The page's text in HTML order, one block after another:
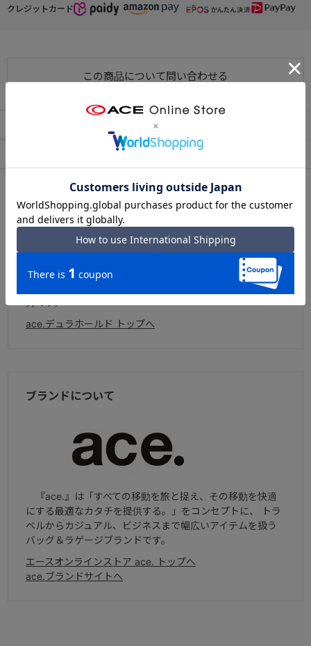
クレジットカード
この商品について問い合わせる
お買い物ガイド
シリーズについて
ace. 『デュラホールド』
北海道赤平市の自社工場で丁寧に仕上げた、国産ビジネス
ハンドル部分には上質な牛革を使用し、手に取るたびに感
じられる高級感と、細部までこだわった精巧なつくりが魅
ace.デュラホールド トップへ
ブランドについて
『ace.』は「すべての移動を旅と捉え、その移動を快適
にする最適なカタチを提供する。」をコンセプトに、 トラ
ベルからカジュアル、ビジネスまで幅広いアイテムを扱う
バッグ＆ラゲージブランドです。
エースオンラインストア ace. トップへ
ace.ブランドサイトへ